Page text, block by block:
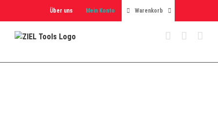
Über uns Mein Konto Warenkorb